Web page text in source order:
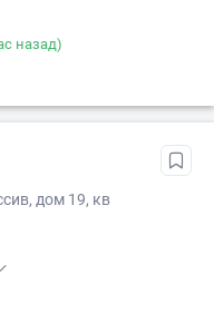
назад)
дом 19, кв